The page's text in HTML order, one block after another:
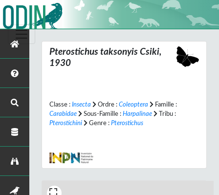
Pterostichus taksonyis Csiki,
1930
Classe : Insecta Ordre : Coleoptera
Famille :
Carabidae
Sous-Famille : Harpalinae
Tribu :
Pterostichini
Genre : Pterostichus